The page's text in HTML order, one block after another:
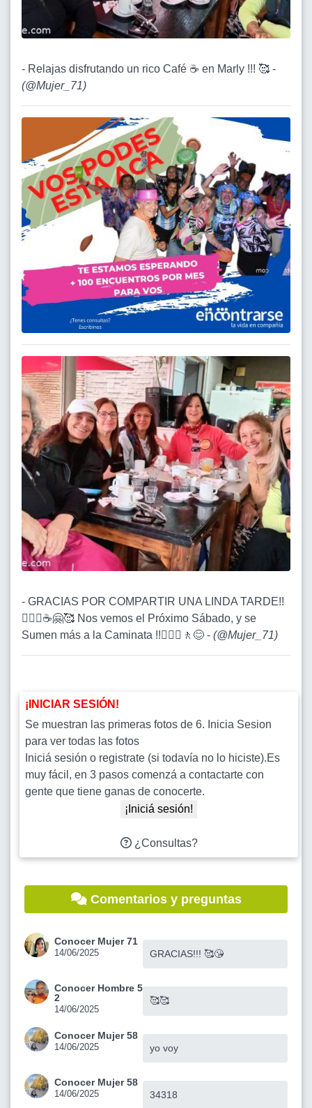
- Relajas disfrutando un rico Café ☕️ en Marly !!! 🥰 -
(@Mujer_71)
- GRACIAS POR COMPARTIR UNA LINDA TARDE!!
🚶🏽‍♀️☕️🤗🥰 Nos vemos el Próximo Sábado, y se
Sumen más a la Caminata !!🚶🏽‍♀️🚶😊 - (@Mujer_71)
¡INICIAR SESIÓN!
Se muestran las primeras fotos de 6. Inicia Sesion
para ver todas las fotos
Iniciá sesión o registrate (si todavía no lo hiciste).Es
muy fácil, en 3 pasos comenzá a contactarte con
gente que tiene ganas de conocerte.
¡Iniciá sesión!
¿Consultas?
Comentarios y preguntas
Conocer Mujer 71
14/06/2025 GRACIAS!!! 🥰😘
Conocer Hombre 5
2
14/06/2025
🥰🥰
Conocer Mujer 58
14/06/2025 yo voy
Conocer Mujer 58
14/06/2025 34318